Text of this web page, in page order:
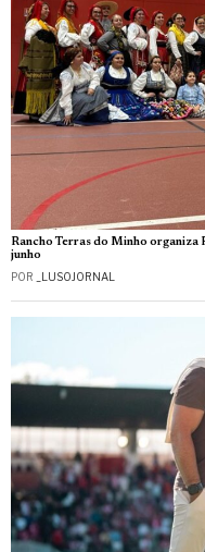
Rancho Terras do Minho
junho
POR _LUSOJORNAL